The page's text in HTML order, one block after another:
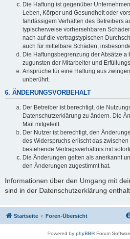
Die Haftung ist gegenüber
Leben, Körper und Gesundheit oder
fahrlässigem Verhalten des Betreibers
typischerweise vorhersehbaren
nach auf die vertragstypischen
auch für mittelbare Schäden,
Die Haftungsbegrenzung der Absätze a
zugunsten der Mitarbeiter und
Ansprüche für eine Haftung aus
unberührt.
6. ÄNDERUNGSVORBEHALT
Der Betreiber ist berechtigt, die
Datenschutzerklärung zu ändern. Die
Mail mitgeteilt.
Der Nutzer ist berechtigt, den
des Widerspruchs erlischt das
bestehende Vertragsverhältnis mit
Die Änderungen gelten als anerkannt
den Änderungen zugestimmt hat.
Informationen über den Umgang mit
sind in der Datenschutzerklärung
Startseite Foren-Übersicht
Powered by phpBB® Forum